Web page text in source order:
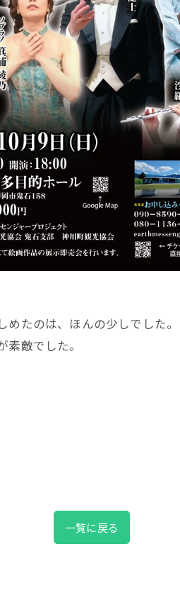
たのは、ほんの少しでした。
敵でした。
一覧に戻る